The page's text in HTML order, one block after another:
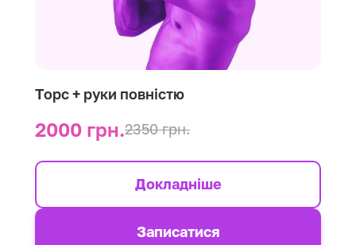
Торс + руки повністю
2000 грн.2350 грн.
Докладніше
Записатися